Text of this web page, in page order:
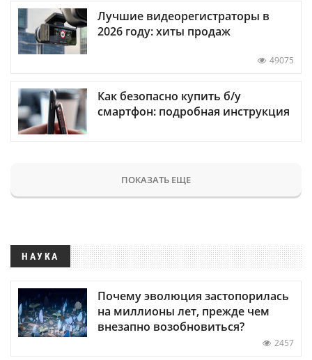
Лучшие видеорегистраторы в
2026 году: хиты продаж
49075
Как безопасно купить б/у
смартфон: подробная инструкция
ПОКАЗАТЬ ЕЩЕ
НАУКА
Почему эволюция застопорилась
на миллионы лет, прежде чем
внезапно возобновиться?
2457